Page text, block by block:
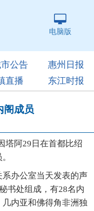
电脑版
公告
惠州日报
直播 东江时报
阁成员
阿29日在首都比绍
办公室当天发表的声
书处组成，有28名内
内亚和佛得角非洲独